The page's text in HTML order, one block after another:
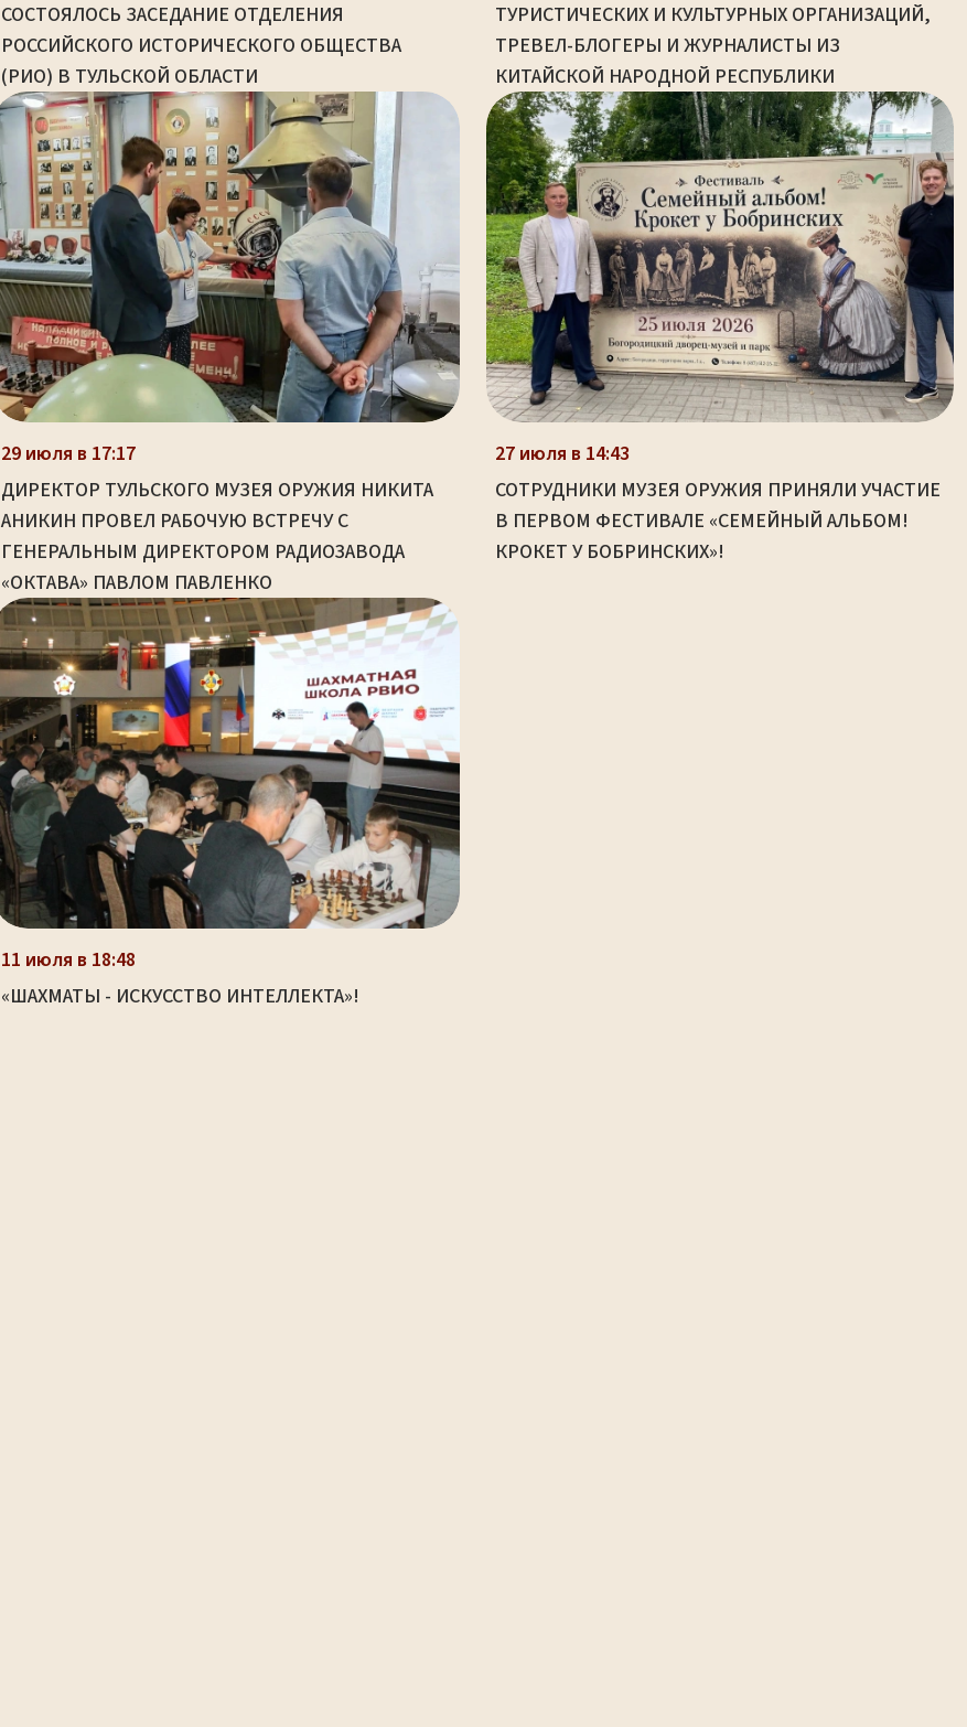
СОСТОЯЛОСЬ ЗАСЕДАНИЕ ОТДЕЛЕНИЯ
РОССИЙСКОГО ИСТОРИЧЕСКОГО ОБЩЕСТВА
(РИО) В ТУЛЬСКОЙ ОБЛАСТИ
ТУРИСТИЧЕСКИХ И КУЛЬТУРНЫХ ОРГАНИЗАЦИЙ,
ТРЕВЕЛ-БЛОГЕРЫ И ЖУРНАЛИСТЫ ИЗ
КИТАЙСКОЙ НАРОДНОЙ РЕСПУБЛИКИ
29 июля в 17:17
ДИРЕКТОР ТУЛЬСКОГО МУЗЕЯ ОРУЖИЯ НИКИТА
АНИКИН ПРОВЕЛ РАБОЧУЮ ВСТРЕЧУ С
ГЕНЕРАЛЬНЫМ ДИРЕКТОРОМ РАДИОЗАВОДА
«ОКТАВА» ПАВЛОМ ПАВЛЕНКО
27 июля в 14:43
СОТРУДНИКИ МУЗЕЯ ОРУЖИЯ ПРИНЯЛИ УЧАСТИЕ
В ПЕРВОМ ФЕСТИВАЛЕ «СЕМЕЙНЫЙ АЛЬБОМ!
КРОКЕТ У БОБРИНСКИХ»!
11 июля в 18:48
«ШАХМАТЫ - ИСКУССТВО ИНТЕЛЛЕКТА»!